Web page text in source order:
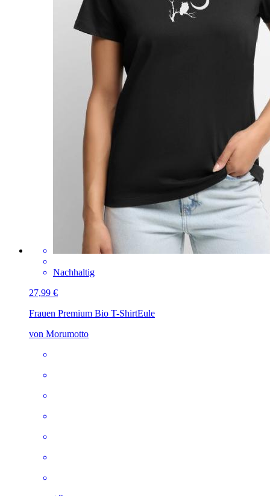
Nachhaltig
27,99 €
Frauen Premium Bio T-ShirtEule
von Morumotto